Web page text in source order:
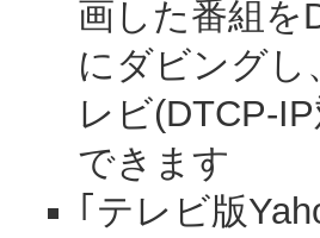
画した番組を
にダビングし
レビ(DTCP-
できます
｢テレビ版